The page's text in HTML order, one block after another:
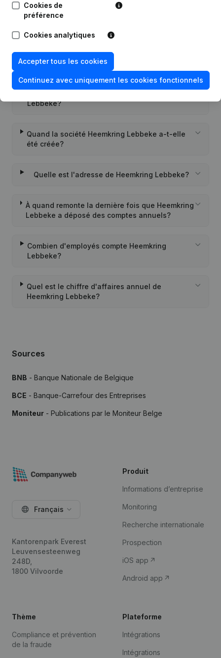
Quel est le numéro d'entreprise de Heemkring
Lebbeke?
Lebbeke?
Quand la société Heemkring Lebbeke a-t-elle
été créée?
Quelle est l'adresse de Heemkring Lebbeke?
À quand remonte la dernière fois que Heemkring
Lebbeke a déposé des comptes annuels?
Combien d'employés compte Heemkring
Lebbeke?
Quel est le chiffre d'affaires annuel de
Heemkring Lebbeke?
Sources
BNB - Banque Nationale de Belgique
BCE - Banque-Carrefour des Entreprises
Moniteur - Publications par le Moniteur Belge
Cookies de
préférence
Cookies analytiques
Accepter tous les cookies
Continuez avec uniquement les cookies fonctionnels
Français
Kantorenpark Everest
Leuvensesteenweg
248D,
1800 Vilvoorde
Produit
Informations d’entreprise
Monitoring
Recherche internationale
Prospection
iOS app
Android app
Thème
Compliance et prévention
de la fraude
Plateforme
Intégrations
Intégrations